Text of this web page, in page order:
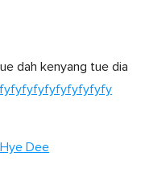
dah kenyang tue dia
Dee